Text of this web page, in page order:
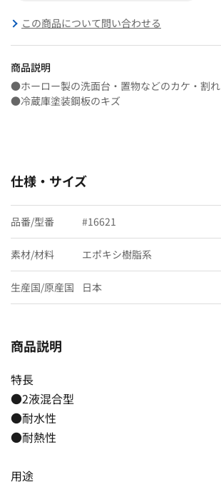
この商品について問い合わせる
商品説明
●ホーロー製の洗面台・置物などのカケ・割れ
●冷蔵庫塗装鋼板のキズ
仕様・サイズ
品番/型番 #16621
素材/材料 エポキシ樹脂系
生産国/原産国 日本
商品説明
特長
●2液混合型
●耐水性
●耐熱性
用途